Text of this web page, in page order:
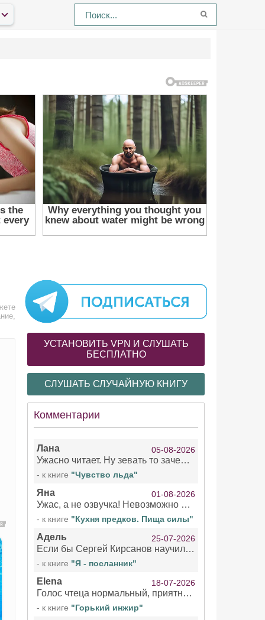
УСТАНОВИТЬ VPN И СЛУШАТЬ
БЕСПЛАТНО
СЛУШАТЬ СЛУЧАЙНУЮ КНИГУ
Комментарии
Лана 05-08-2026
Ужасно читает. Ну зевать то зачем. Уже не говорю, что ударения ставит, как хочет.
- к книге "Чувство льда"
Яна 01-08-2026
Ужас, а не озвучка! Невозможно вникать в смысл текста из за кривляний чтеца
- к книге "Кухня предков. Пища силы"
Адель 25-07-2026
Если бы Сергей Кирсанов научился не сглатывать каждые 1-2 минуты слюну, так что слышно в микрофоне и, что вызывает отвращение, то мелжно было бы слушать.
- к книге "Я - посланник"
Elena 18-07-2026
Голос чтеца нормальный, приятный тембр. Мне очень понравилось озвучивание рассказа. Очень странный отзыв Надежды. Может у неё что-то с нервами?
- к книге "Горький инжир"